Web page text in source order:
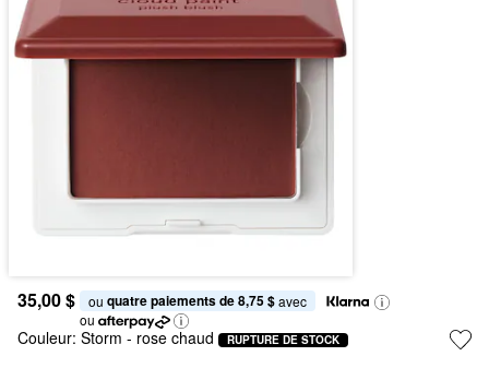
35,00 $ ou quatre paiements de 8,75 $ avec
ou
Couleur: Storm - rose chaud RUPTURE DE STOCK